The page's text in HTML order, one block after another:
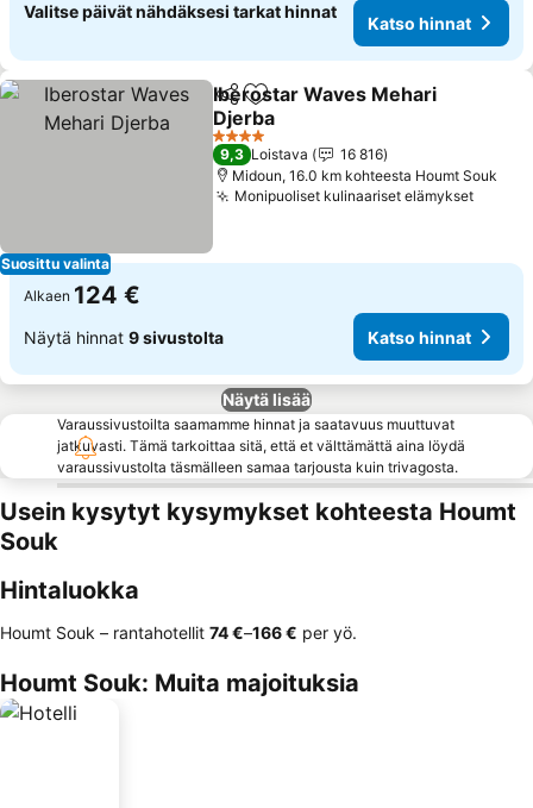
Valitse päivät nähdäksesi tarkat hinnat
Katso hinnat
Suosittu valinta
Jaa Lisää suosikkeihin
Iberostar Waves Mehari
Djerba
4 Tähtiluokitus
9,3 Loistava
16 816
Midoun, 16.0 km kohteesta Houmt Souk
Monipuoliset kulinaariset elämykset
Alkaen 124 €
Näytä hinnat 9 sivustolta Katso hinnat
Näytä lisää
Varaussivustoilta saamamme hinnat ja saatavuus muuttuvat
jatkuvasti. Tämä tarkoittaa sitä, että et välttämättä aina löydä
varaussivustolta täsmälleen samaa tarjousta kuin trivagosta.
Usein kysytyt kysymykset kohteesta Houmt
Souk
Hintaluokka
Houmt Souk – rantahotellit ‎74 €–‎166 € per yö.
Houmt Souk: Muita majoituksia